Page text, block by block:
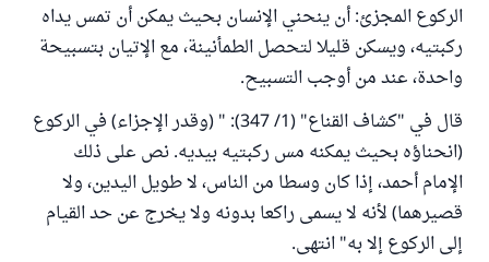
الركوع المجزئ: أن ينحني الإنسان بحيث يمكن أن تمس يداه
ركبتيه، ويسكن قليلا لتحصل الطمأنينة، مع الإتيان بتسبيحة
واحدة، عند من أوجب التسبيح.
قال في "كشاف القناع" (1/ 347): " (وقدر الإجزاء) في الركوع
(انحناؤه بحيث يمكنه مس ركبتيه بيديه. نص على ذلك
الإمام أحمد، إذا كان وسطا من الناس، لا طويل اليدين، ولا
قصيرهما) لأنه لا يسمى راكعا بدونه ولا يخرج عن حد القيام
إلى الركوع إلا به" انتهى.